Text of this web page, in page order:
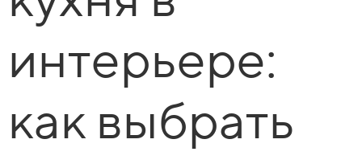
интерьере:
как выбрать